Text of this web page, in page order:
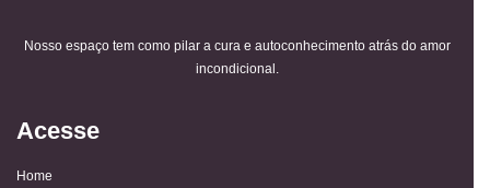
Nosso espaço tem como pilar a cura e autoconhecimento atrás do amor
incondicional.
Acesse
Home